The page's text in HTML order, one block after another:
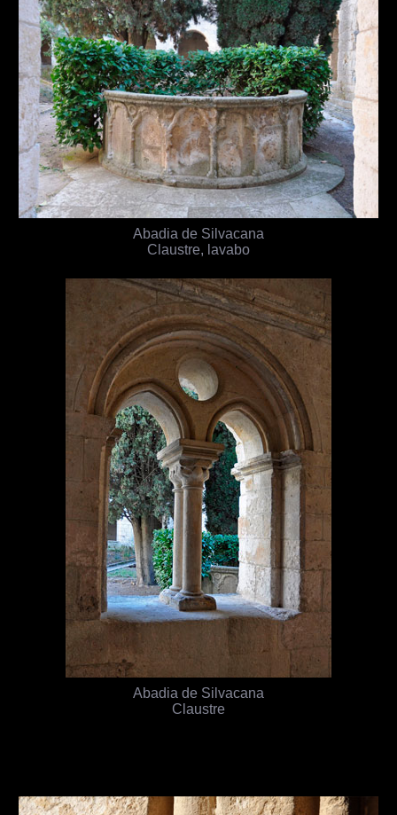
Abadia de Silvacana
Claustre, lavabo
Abadia de Silvacana
Claustre